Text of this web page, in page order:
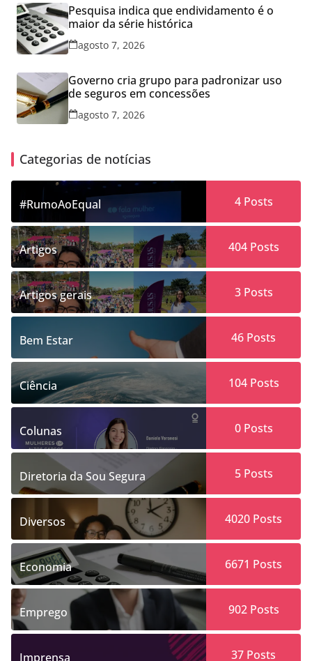
Pesquisa indica que endividamento é o
maior da série histórica
agosto 7, 2026
Governo cria grupo para padronizar uso
de seguros em concessões
agosto 7, 2026
Categorias de notícias
#RumoAoEqual 4Posts
Artigos 404Posts
Artigos gerais 3Posts
Bem Estar 46 Posts
Ciência 104Posts
Colunas 0Posts
Diretoria da Sou Segura 5Posts
Diversos 4020 Posts
Economia 6671 Posts
Emprego 902Posts
Imprensa 37 Posts